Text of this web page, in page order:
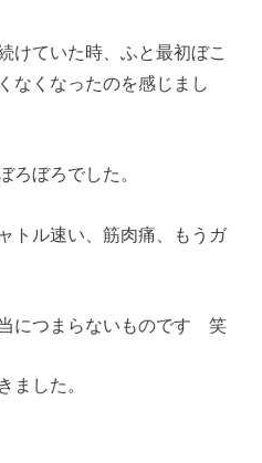
けていた時、ふと最初ぼこ
なくなったのを感じまし
ろぼろでした。
トル速い、筋肉痛、もうガ
につまらないものです 笑
ました。